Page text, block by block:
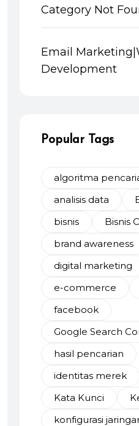
Category Not
Email
Development
Popular Tags
algoritma
analisis data
bisnis
Bisnis
brand awareness
digital marketing
e-commerce
facebook
Google Search
hasil pencarian
identitas merek
Kata Kunci
konfigurasi